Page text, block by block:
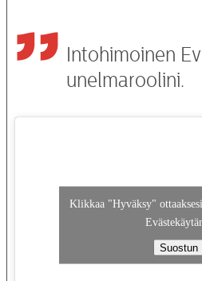
Intohimoinen
unelmaroolini.
Klikkaa "Hyväksy"
Suostun